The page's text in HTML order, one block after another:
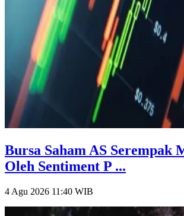
Bursa Saham AS Serempak
Oleh Sentiment P ...
4 Agu 2026 11:40 WIB